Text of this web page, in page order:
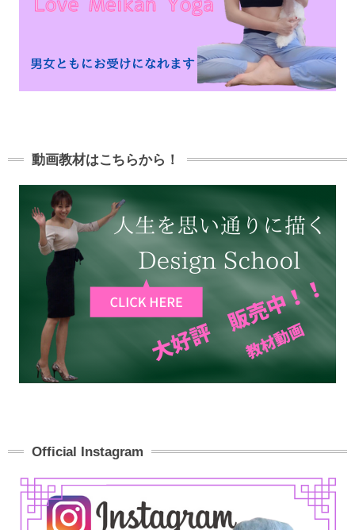
動画教材はこちらから！
Official Instagram